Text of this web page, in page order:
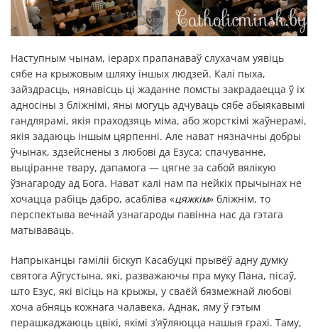
Наступным чынам, іерарх прапанаваў слухачам уявіць
сябе на крыжовым шляху іншых людзей. Калі пыха,
зайздрасць, нянавісць ці жаданне помсты закрадаецца ў іх
адносіны з бліжнімі, яны могуць адчуваць сябе абыякавымі
гандлярамі, якія праходзяць міма, або жорсткімі жаўнерамі,
якія задаюць іншым цярпенні. Але нават нязначны добры
ўчынак, здзейснены з любові да Езуса: спачуванне,
выціранне твару, дапамога — цягне за сабой вялікую
ўзнагароду ад Бога. Нават калі нам па нейкіх прычынах не
хочацца рабіць дабро, асабліва «цяжкім» бліжнім, то
перспектыва вечнай узнагароды павінна нас да гэтага
матываваць.
Напрыканцы гаміліі біскуп Касабуцкі прывёў адну думку
святога Аўгустына, які, разважаючы пра муку Пана, пісаў,
што Езус, які вісіць на крыжы, у сваёй бязмежнай любові
хоча абняць кожнага чалавека. Аднак, яму ў гэтым
перашкаджаюць цвікі, якімі з’яўляюцца нашыя грахі. Таму,